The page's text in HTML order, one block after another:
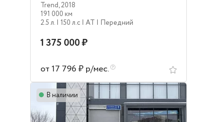
Trend,2018
191 000 км
2.5 л. | 150 л.c | AT | Передний
1 375 000 ₽
от 17 796 ₽ р/мес.
В наличии